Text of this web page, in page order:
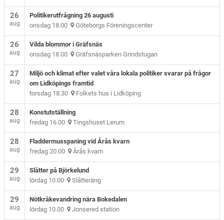
26
aug
Politikerutfrågning 26 augusti
onsdag 18.00 Göteborgs Föreningscenter
26
aug
Vilda blommor i Gräfsnäs
onsdag 18.00 Gräfsnäsparken Grindstugan
27
aug
Miljö och klimat efter valet våra lokala politiker svarar på frågor
om Lidköpings framtid
torsdag 18.30 Folkets hus i Lidköping
28
aug
Konstutställning
fredag 16.00 Tingshuset Lerum
28
aug
Fladdermusspaning vid Årås kvarn
fredag 20.00 Årås kvarn
29
aug
Slåtter på Björkelund
lördag 10.00 Slåtteräng
29
aug
Nötkråkevandring nära Bokedalen
lördag 10.00 Jonsered station